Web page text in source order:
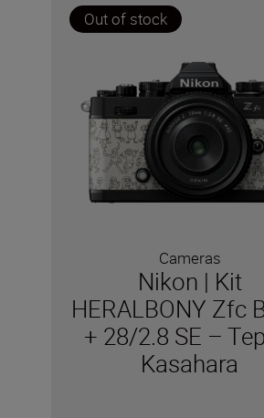
Out of stock
Cameras
Nikon | Kit
HERALBONY Zfc
+ 28/2.8 SE –
Kasahara